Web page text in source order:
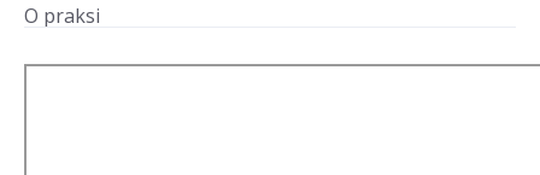
O praksi